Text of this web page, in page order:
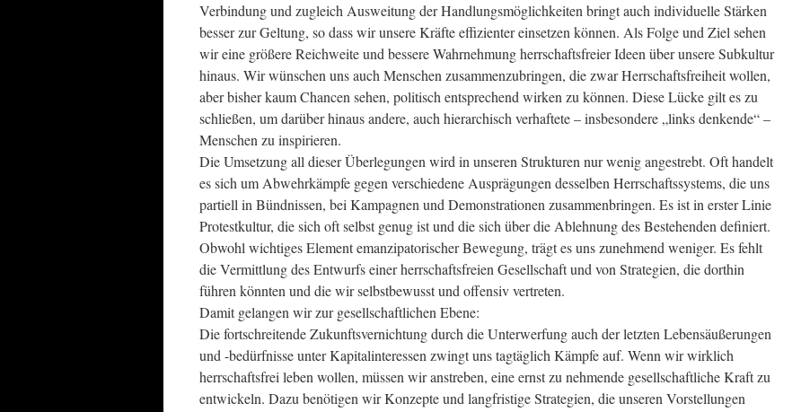
Verbindung und zugleich Ausweitung der Handlungsmöglichkeiten bringt auch individuelle Stärken
besser zur Geltung, so dass wir unsere Kräfte effizienter einsetzen können. Als Folge und Ziel sehen
wir eine größere Reichweite und bessere Wahrnehmung herrschaftsfreier Ideen über unsere Subkultur
hinaus. Wir wünschen uns auch Menschen zusammenzubringen, die zwar Herrschaftsfreiheit wollen,
aber bisher kaum Chancen sehen, politisch entsprechend wirken zu können. Diese Lücke gilt es zu
schließen, um darüber hinaus andere, auch hierarchisch verhaftete – insbesondere „links denkende“ –
Menschen zu inspirieren.
Die Umsetzung all dieser Überlegungen wird in unseren Strukturen nur wenig angestrebt. Oft handelt
es sich um Abwehrkämpfe gegen verschiedene Ausprägungen desselben Herrschaftssystems, die uns
partiell in Bündnissen, bei Kampagnen und Demonstrationen zusammenbringen. Es ist in erster Linie
Protestkultur, die sich oft selbst genug ist und die sich über die Ablehnung des Bestehenden definiert.
Obwohl wichtiges Element emanzipatorischer Bewegung, trägt es uns zunehmend weniger. Es fehlt
die Vermittlung des Entwurfs einer herrschaftsfreien Gesellschaft und von Strategien, die dorthin
führen könnten und die wir selbstbewusst und offensiv vertreten.
Damit gelangen wir zur gesellschaftlichen Ebene:
Die fortschreitende Zukunftsvernichtung durch die Unterwerfung auch der letzten Lebensäußerungen
und -bedürfnisse unter Kapitalinteressen zwingt uns tagtäglich Kämpfe auf. Wenn wir wirklich
herrschaftsfrei leben wollen, müssen wir anstreben, eine ernst zu nehmende gesellschaftliche Kraft zu
entwickeln. Dazu benötigen wir Konzepte und langfristige Strategien, die unseren Vorstellungen